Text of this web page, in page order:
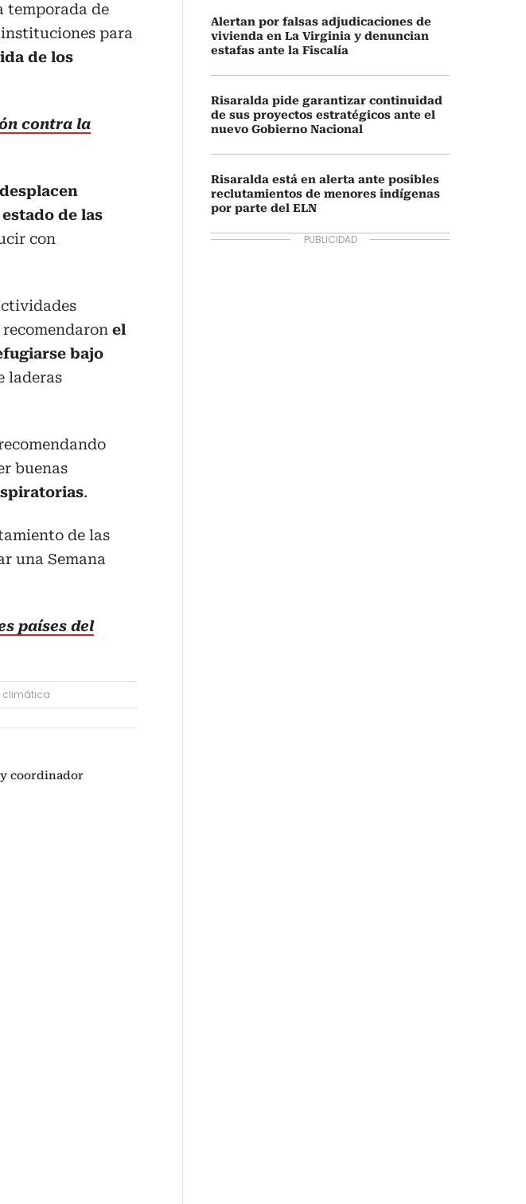
temporada de
para
de los
contra la
de las
con
el
bajo
laderas
buenas
.
de las
una Semana
países del
climática
coordinador
Alertan por falsas adjudicaciones de
vivienda en La Virginia y denuncian
estafas ante la Fiscalía
Risaralda pide garantizar continuidad
de sus proyectos estratégicos ante el
nuevo Gobierno Nacional
Risaralda está en alerta ante posibles
reclutamientos de menores indígenas
por parte del ELN